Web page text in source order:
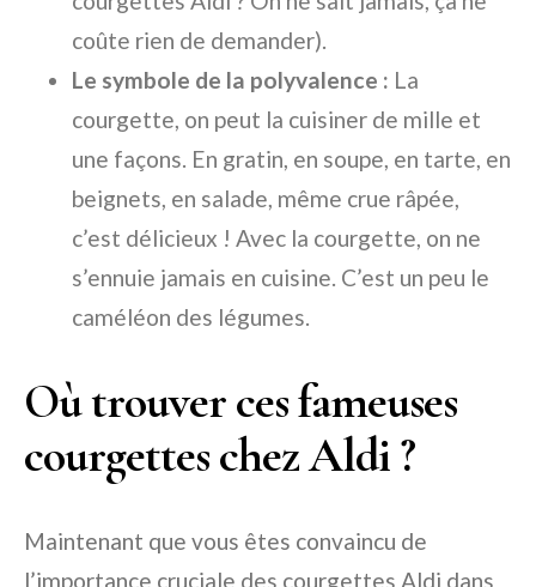
coûte rien de demander).
Le symbole de la polyvalence : La
courgette, on peut la cuisiner de mille et
une façons. En gratin, en soupe, en tarte, en
beignets, en salade, même crue râpée,
c’est délicieux ! Avec la courgette, on ne
s’ennuie jamais en cuisine. C’est un peu le
caméléon des légumes.
Où trouver ces fameuses
courgettes chez Aldi ?
Maintenant que vous êtes convaincu de
l’importance cruciale des courgettes Aldi dans